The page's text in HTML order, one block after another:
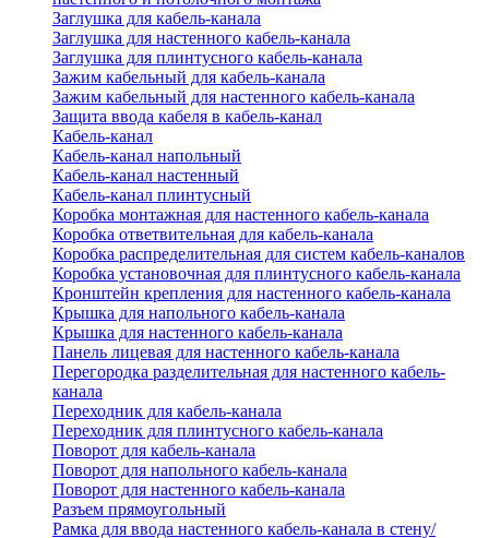
Заглушка для кабель-канала
Заглушка для настенного кабель-канала
Заглушка для плинтусного кабель-канала
Зажим кабельный для кабель-канала
Зажим кабельный для настенного кабель-канала
Защита ввода кабеля в кабель-канал
Кабель-канал
Кабель-канал напольный
Кабель-канал настенный
Кабель-канал плинтусный
Коробка монтажная для настенного кабель-канала
Коробка ответвительная для кабель-канала
Коробка распределительная для систем кабель-каналов
Коробка установочная для плинтусного кабель-канала
Кронштейн крепления для настенного кабель-канала
Крышка для напольного кабель-канала
Крышка для настенного кабель-канала
Панель лицевая для настенного кабель-канала
Перегородка разделительная для настенного кабель-
канала
Переходник для кабель-канала
Переходник для плинтусного кабель-канала
Поворот для кабель-канала
Поворот для напольного кабель-канала
Поворот для настенного кабель-канала
Разъем прямоугольный
Рамка для ввода настенного кабель-канала в стену/